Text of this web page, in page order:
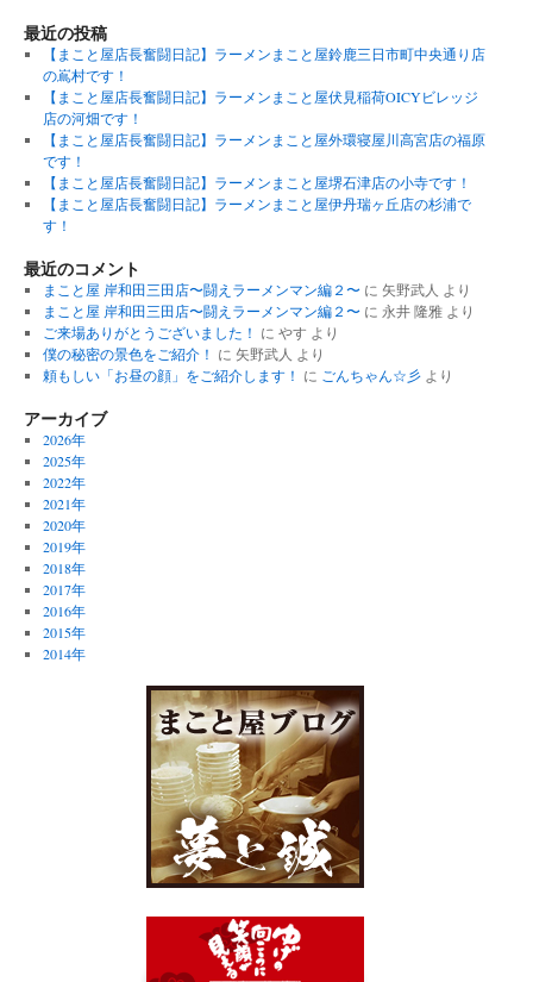
最近の投稿
【まこと屋店長奮闘日記】ラーメンまこと屋鈴鹿三日市町中央通り店
の嶌村です！
【まこと屋店長奮闘日記】ラーメンまこと屋伏見稲荷OICYビレッジ
店の河畑です！
【まこと屋店長奮闘日記】ラーメンまこと屋外環寝屋川高宮店の福原
です！
【まこと屋店長奮闘日記】ラーメンまこと屋堺石津店の小寺です！
【まこと屋店長奮闘日記】ラーメンまこと屋伊丹瑞ヶ丘店の杉浦で
す！
最近のコメント
まこと屋 岸和田三田店〜闘えラーメンマン編２〜に 矢野武人 より
まこと屋 岸和田三田店〜闘えラーメンマン編２〜に 永井 隆雅より
ご来場ありがとうございました！ に やす より
僕の秘密の景色をご紹介！ に 矢野武人 より
頼もしい「お昼の顔」をご紹介します！ に ごんちゃん☆彡より
アーカイブ
2026年
2025年
2022年
2021年
2020年
2019年
2018年
2017年
2016年
2015年
2014年